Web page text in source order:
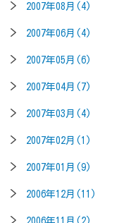
2007年08月(4)
2007年06月(4)
2007年05月(6)
2007年04月(7)
2007年03月(4)
2007年02月(1)
2007年01月(9)
2006年12月(11)
2006年11月(2)